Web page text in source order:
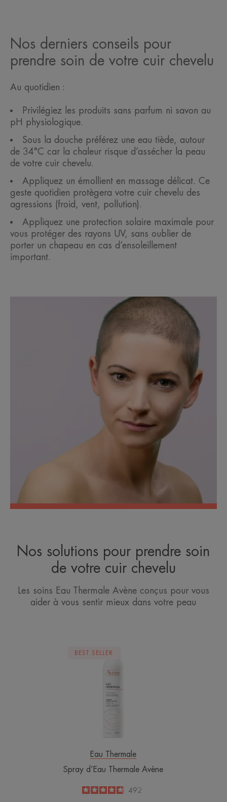
Nos derniers conseils pour
prendre soin de votre cuir chevelu
Au quotidien :
Privilégiez les produits sans parfum ni savon au
pH physiologique.
Sous la douche préférez une eau tiède, autour
de 34°C car la chaleur risque d’assécher la peau
de votre cuir chevelu.
Appliquez un émollient en massage délicat. Ce
geste quotidien protègera votre cuir chevelu des
agressions (froid, vent, pollution).
Appliquez une protection solaire maximale pour
vous protéger des rayons UV, sans oublier de
porter un chapeau en cas d’ensoleillement
important.
Nos solutions pour prendre soin
de votre cuir chevelu
Les soins Eau Thermale Avène conçus pour vous
aider à vous sentir mieux dans votre peau
Thermale
BEST SELLER
Eau Thermale
Spray d’Eau Thermale Avène
4.8
/
5
492